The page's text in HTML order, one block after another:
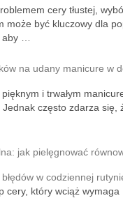
cery tłustej,
może być kluczowy dla
…
na udany manicure w
i trwałym
często zdarza się,
jak pielęgnować
w codziennej
cery, który wciąż wymaga